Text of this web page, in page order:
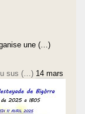
une (…)
sus (…) 14 mars